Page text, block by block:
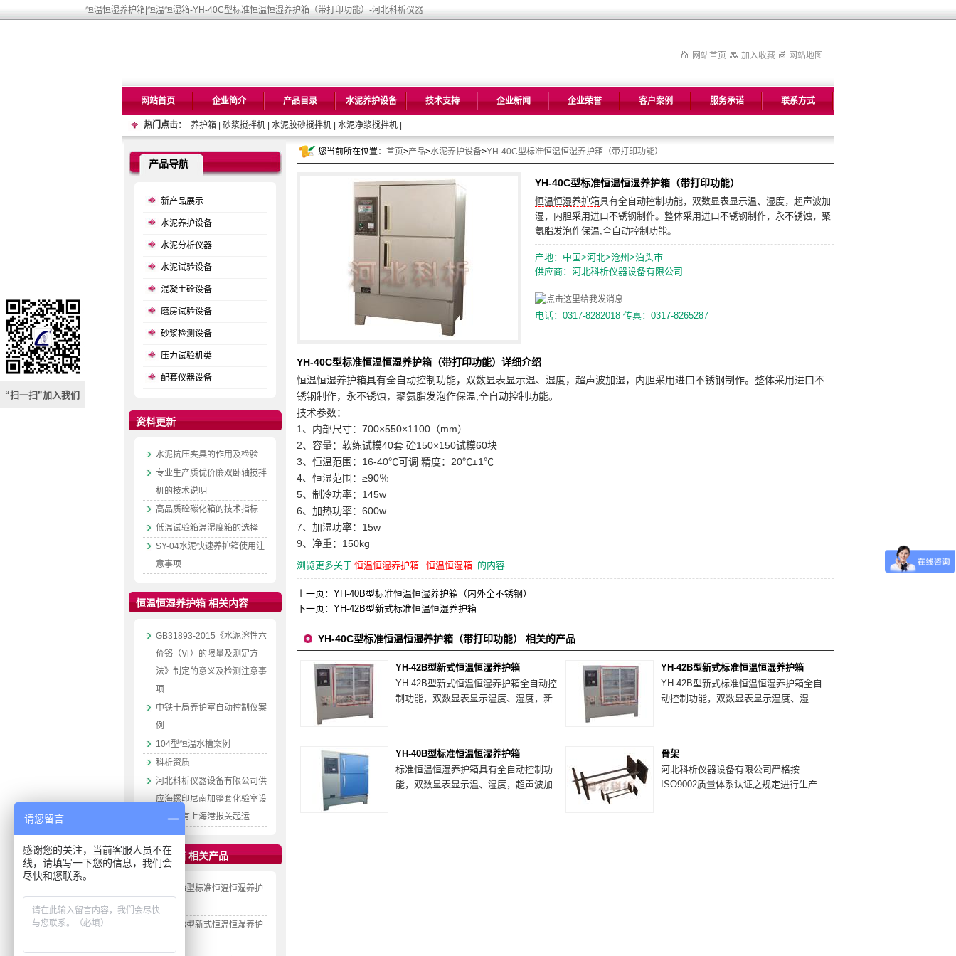
恒温恒湿养护箱|恒温恒湿箱-YH-40C型标准恒温恒湿养护箱（带打印功能）-河北科析仪器
网站首页 加入收藏 网站地图
网站首页 企业简介 产品目录 水泥养护设备 技术支持 企业新闻 企业荣誉 客户案例 服务承诺 联系方式
热门点击： 养护箱 砂浆搅拌机 水泥胶砂搅拌机 水泥净浆搅拌机
您当前所在位置： 首页>产品>水泥养护设备>YH-40C型标准恒温恒湿养护箱（带打印功能）
YH-40C型标准恒温恒湿养护箱（带打印功能）
恒温恒湿养护箱具有全自动控制功能，双数显表显示温、湿度，超声波加
湿，内胆采用进口不锈钢制作。整体采用进口不锈钢制作，永不锈蚀，聚
氨脂发泡作保温,全自动控制功能。
产地：中国>河北>沧州>泊头市
供应商：河北科析仪器设备有限公司
电话：0317-8282018 传真：0317-8265287
YH-40C型标准恒温恒湿养护箱（带打印功能）详细介绍
恒温恒湿养护箱具有全自动控制功能，双数显表显示温、湿度，超声波加湿，内胆采用进口不锈钢制作。整体采用进口不
锈钢制作，永不锈蚀，聚氨脂发泡作保温,全自动控制功能。
技术参数：
1、内部尺寸：700×550×1100（mm）
2、容量：软练试模40套 砼150×150试模60块
3、恒温范围：16-40℃可调 精度：20℃±1℃
4、恒湿范围：≥90％
5、制冷功率：145w
6、加热功率：600w
7、加湿功率：15w
9、净重：150kg
浏览更多关于 恒温恒湿养护箱 恒温恒湿箱 的内容
上一页： YH-40B型标准恒温恒湿养护箱（内外全不锈钢）
下一页： YH-42B型新式标准恒温恒湿养护箱
YH-40C型标准恒温恒湿养护箱（带打印功能） 相关的产品
YH-42B型新式恒温恒湿养护箱
YH-42B型新式恒温恒湿养护箱全自动控
制功能，双数显表显示温度、湿度，新
YH-42B型新式标准恒温恒湿养护箱
YH-42B型新式标准恒温恒湿养护箱全自
动控制功能，双数显表显示温度、湿
YH-40B型标准恒温恒湿养护箱
标准恒温恒湿养护箱具有全自动控制功
能，双数显表显示温、湿度，超声波加
骨架
河北科析仪器设备有限公司严格按
ISO9002质量体系认证之规定进行生产
产品导航
新产品展示
水泥养护设备
水泥分析仪器
水泥试验设备
混凝土砼设备
磨房试验设备
砂浆检测设备
压力试验机类
配套仪器设备
资料更新
水泥抗压夹具的作用及检验
专业生产质优价廉双卧轴搅拌
机的技术说明
高品质砼碳化箱的技术指标
低温试验箱温湿度箱的选择
SY-04水泥快速养护箱使用注
意事项
恒温恒湿养护箱 相关内容
GB31893-2015《水泥溶性六
价铬（Ⅵ）的限量及测定方
法》制定的意义及检测注意事
项
中铁十局养护室自动控制仪案
例
104型恒温水槽案例
科析资质
河北科析仪器设备有限公司供
应海螺印尼南加整套化验室设
备正式有上海港报关起运
恒温恒湿箱 相关产品
YH-20B型标准恒温恒湿养护
箱
YH-42B型新式恒温恒湿养护
“扫一扫”加入我们
请您留言
感谢您的关注，当前客服人员不在
线，请填写一下您的信息，我们会
尽快和您联系。